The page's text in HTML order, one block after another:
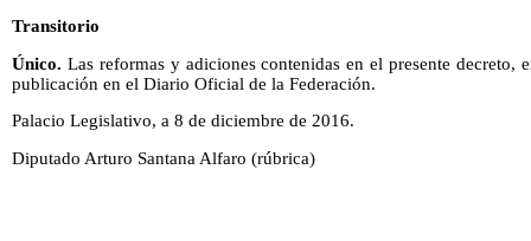
Transitorio
Único. Las reformas y adiciones contenidas en el presente decreto,
publicación en el Diario Oficial de la Federación.
Palacio Legislativo, a 8 de diciembre de 2016.
Diputado Arturo Santana Alfaro (rúbrica)